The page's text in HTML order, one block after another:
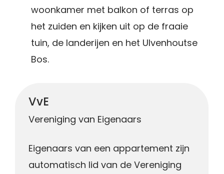
woonkamer met balkon of terras op
het zuiden en kijken uit op de fraaie
tuin, de landerijen en het Ulvenhoutse
Bos.
VvE
Vereniging van Eigenaars
Eigenaars van een appartement zijn
automatisch lid van de Vereniging